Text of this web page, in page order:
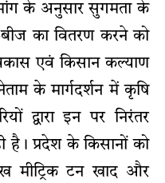
के अनुसार सुगमता के
बीज का वितरण करने को
एवं किसान कल्याण
नेताम के मार्गदर्शन में कृषि
द्वारा इन पर निरंतर
है। प्रदेश के किसानों को
मीट्रिक टन खाद और